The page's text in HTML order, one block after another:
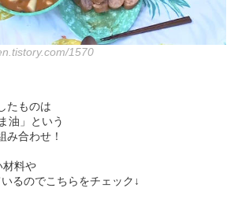
1570
たものは
油」という
み合わせ！
材料や
るのでこちらをチェック↓